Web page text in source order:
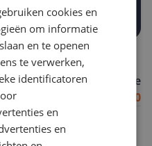
Algemene score
1.0
aan de verwachtingen.
op niet spanning
cookies en
om informatie
en te openen
te verwerken,
identificatoren
en
en